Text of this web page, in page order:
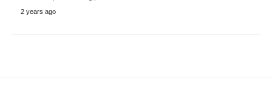
2 years ago